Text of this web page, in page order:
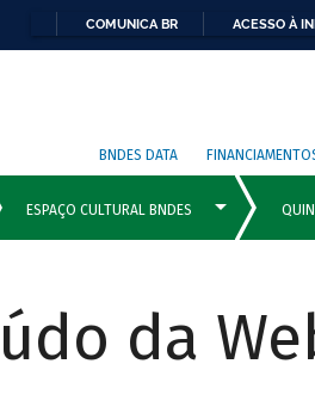
COMUNICA BR ACESSO À
BNDES DATA
da